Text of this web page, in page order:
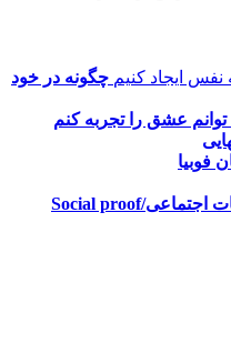
چگونه در خود
عشق را تجربه کنم
فوبیا
نظریه ی اثبات اجتماعی/Social proof